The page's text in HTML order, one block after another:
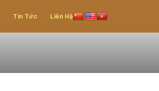
Tin Tức Liên Hệ